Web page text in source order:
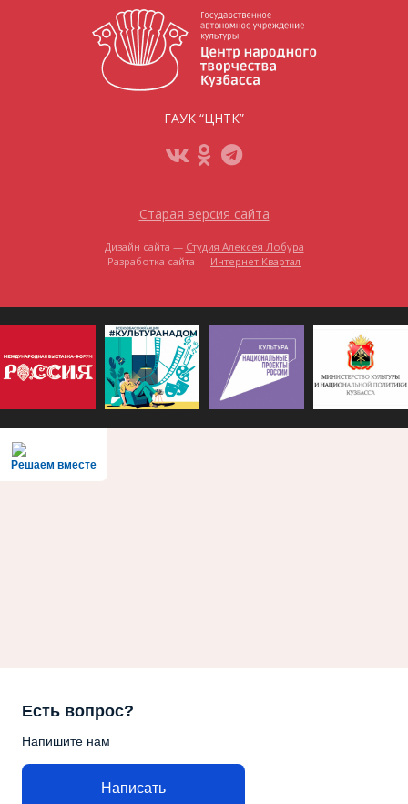
ГАУК “ЦНТК”
Старая версия сайта
Дизайн сайта — Студия Алексея Лобура
Разработка сайта — Интернет Квартал
Решаем вместе
Есть вопрос?
Напишите нам
Написать